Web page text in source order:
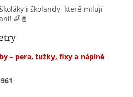
i školandy, které milují
🌈📓
– pera, tužky, fixy a náplně